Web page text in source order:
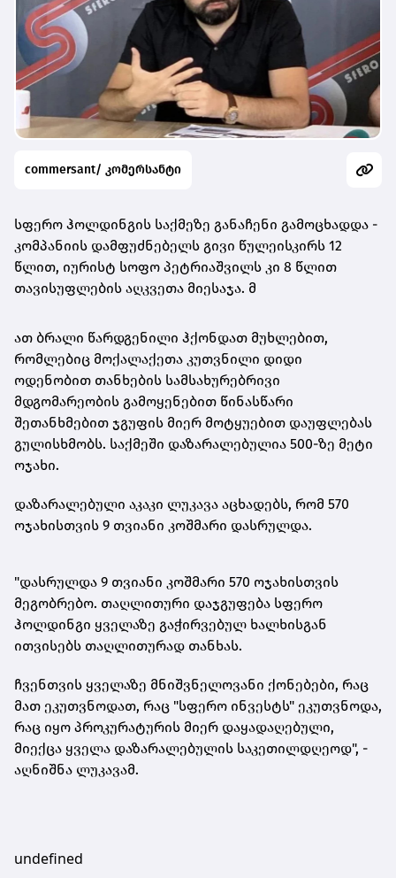
commersant/ კომერსანტი
სფერო ჰოლდინგის საქმეზე განაჩენი გამოცხადდა -
კომპანიის დამფუძნებელს გივი წულეისკირს 12
წლით, იურისტ სოფო პეტრიაშვილს კი 8 წლით
თავისუფლების აღკვეთა მიესაჯა. მ
ათ ბრალი წარდგენილი ჰქონდათ მუხლებით,
რომლებიც მოქალაქეთა კუთვნილი დიდი
ოდენობით თანხების სამსახურებრივი
მდგომარეობის გამოყენებით წინასწარი
შეთანხმებით ჯგუფის მიერ მოტყუებით დაუფლებას
გულისხმობს. საქმეში დაზარალებულია 500-ზე მეტი
ოჯახი.
დაზარალებული აკაკი ლუკავა აცხადებს, რომ 570
ოჯახისთვის 9 თვიანი კოშმარი დასრულდა.
"დასრულდა 9 თვიანი კოშმარი 570 ოჯახისთვის
მეგობრებო. თაღლითური დაჯგუფება სფერო
ჰოლდინგი ყველაზე გაჭირვებულ ხალხისგან
ითვისებს თაღლითურად თანხას.
ჩვენთვის ყველაზე მნიშვნელოვანი ქონებები, რაც
მათ ეკუთვნოდათ, რაც "სფერო ინვესტს" ეკუთვნოდა,
რაც იყო პროკურატურის მიერ დაყადაღებული,
მიექცა ყველა დაზარალებულის საკეთილდღეოდ", -
აღნიშნა ლუკავამ.
undefined